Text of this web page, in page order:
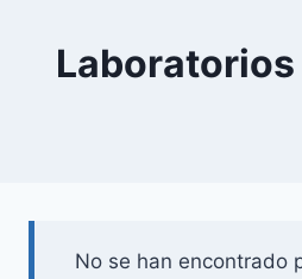
Laboratorios
No se han encontrado